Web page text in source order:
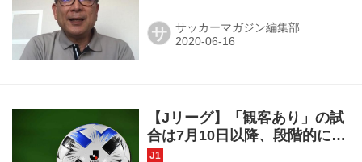
サ サッカーマガジン編集部
【Jリーグ】「観客あり」の試
合は7月10日以降、段階的に進
める意向